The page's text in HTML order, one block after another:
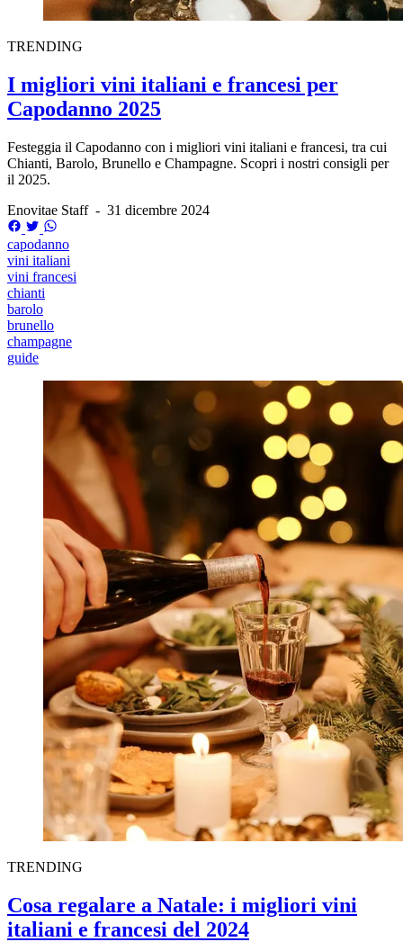
TRENDING
I migliori vini italiani e francesi per
Capodanno 2025
Festeggia il Capodanno con i migliori vini italiani e francesi, tra cui
Chianti, Barolo, Brunello e Champagne. Scopri i nostri consigli per
il 2025.
Enovitae Staff - 31 dicembre 2024
capodanno
vini italiani
vini francesi
chianti
barolo
brunello
champagne
guide
TRENDING
Cosa regalare a Natale: i migliori vini
italiani e francesi del 2024